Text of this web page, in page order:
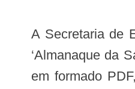
A Secretaria de Estado da Saúde (SES) lança em sua página, no formato digital, nesta terça-feira, 27, a primeira história do
‘Almanaque da
em formado